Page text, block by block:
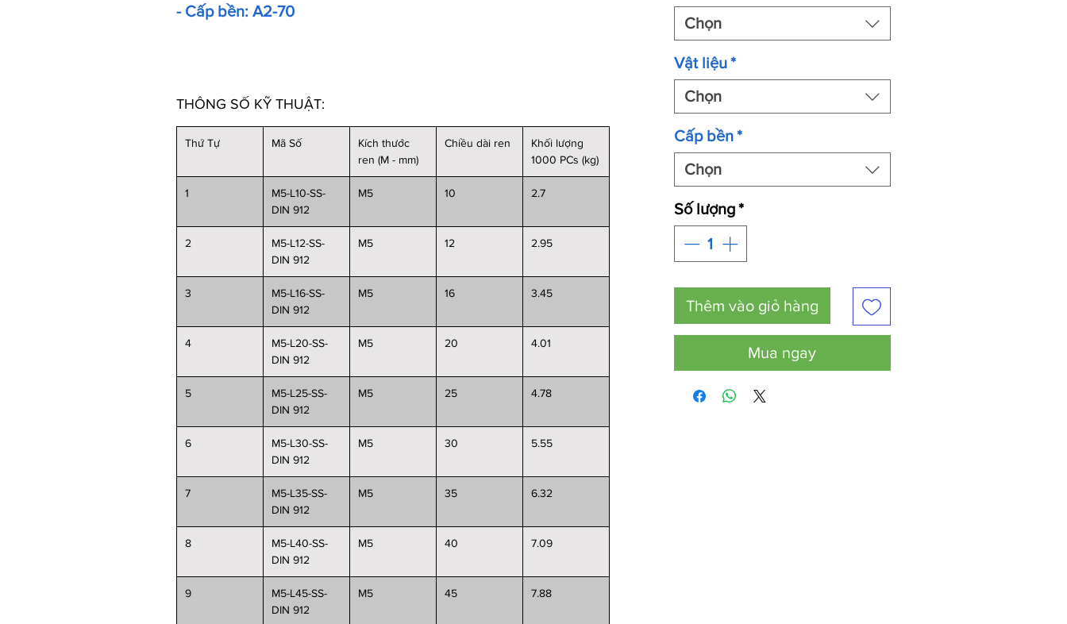
- Cấp bền: A2-70
THÔNG SỐ KỸ THUẬT:
Thứ Tự Mã Số
Kích thước
ren (M - mm)
Chiều dài ren
Khối lượng
1000 PCs (kg)
1
M5-L10-SS-
DIN 912
M5 10 2.7
2
M5-L12-SS-
DIN 912
M5 12 2.95
3
M5-L16-SS-
DIN 912
M5 16 3.45
4
M5-L20-SS-
DIN 912
M5 20 4.01
5
M5-L25-SS-
DIN 912
M5 25 4.78
6
M5-L30-SS-
DIN 912
M5 30 5.55
7
M5-L35-SS-
DIN 912
M5 35 6.32
8
M5-L40-SS-
DIN 912
M5 40 7.09
9
M5-L45-SS-
DIN 912
M5 45 7.88
Chọn
Vật liệu*
Chọn
Cấp bền*
Chọn
Số lượng*
Thêm vào giỏ hàng
Mua ngay